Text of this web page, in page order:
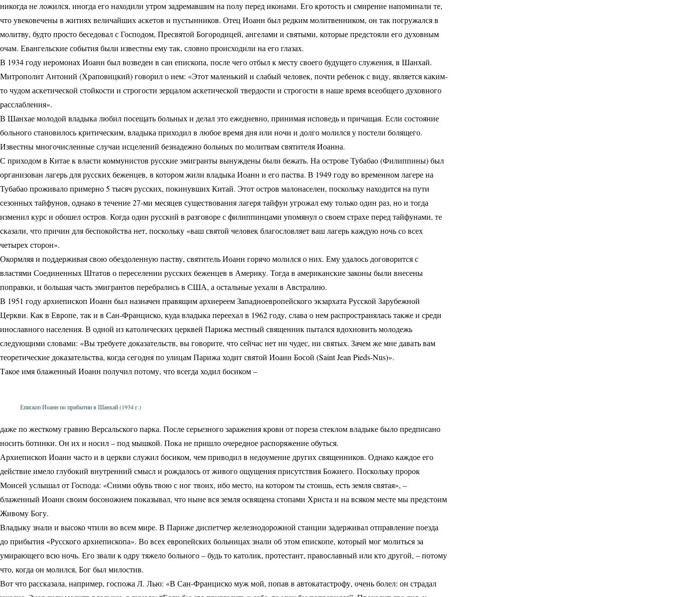
никогда не ложился, иногда его находили утром задремавшим на полу перед иконами. Его кротость и смирение напоминали те,
что увековечены в житиях величайших аскетов и пустынников. Отец Иоанн был редким молитвенником, он так погружался в
молитву, будто просто беседовал с Господом, Пресвятой Богородицей, ангелами и святыми, которые предстояли его духовным
очам. Евангельские события были известны ему так, словно происходили на его глазах.
В 1934 году иеромонах Иоанн был возведен в сан епископа, после чего отбыл к месту своего будущего служения, в Шанхай.
Митрополит Антоний (Храповицкий) говорил о нем: «Этот маленький и слабый человек, почти ребенок с виду, является каким-
то чудом аскетической стойкости и строгости зерцалом аскетической твердости и строгости в наше время всеобщего духовного
расслабления».
В Шанхае молодой владыка любил посещать больных и делал это ежедневно, принимая исповедь и причащая. Если состояние
больного становилось критическим, владыка приходил в любое время дня или ночи и долго молился у постели болящего.
Известны многочисленные случаи исцелений безнадежно больных по молитвам святителя Иоанна.
С приходом в Китае к власти коммунистов русские эмигранты вынуждены были бежать. На острове Тубабао (Филиппины) был
организован лагерь для русских беженцев, в котором жили владыка Иоанн и его паства. В 1949 году во временном лагере на
Тубабао проживало примерно 5 тысяч русских, покинувших Китай. Этот остров малонаселен, поскольку находится на пути
сезонных тайфунов, однако в течение 27-ми месяцев существования лагеря тайфун угрожал ему только один раз, но и тогда
изменил курс и обошел остров. Когда один русский в разговоре с филиппинцами упомянул о своем страхе перед тайфунами, те
сказали, что причин для беспокойства нет, поскольку «ваш святой человек благословляет ваш лагерь каждую ночь со всех
четырех сторон».
Окормляя и поддерживая свою обездоленную паству, святитель Иоанн горячо молился о них. Ему удалось договорится с
властями Соединенных Штатов о переселении русских беженцев в Америку. Тогда в американские законы были внесены
поправки, и большая часть эмигрантов перебрались в США, а остальные уехали в Австралию.
В 1951 году архиепископ Иоанн был назначен правящим архиереем Западноевропейского экзархата Русской Зарубежной
Церкви. Как в Европе, так и в Сан-Франциско, куда владыка переехал в 1962 году, слава о нем распространялась также и среди
инославного населения. В одной из католических церквей Парижа местный священник пытался вдохновить молодежь
следующими словами: «Вы требуете доказательств, вы говорите, что сейчас нет ни чудес, ни святых. Зачем же мне давать вам
теоретические доказательства, когда сегодня по улицам Парижа ходит святой Иоанн Босой (Saint Jean Pieds-Nus)».
Такое имя блаженный Иоанн получил потому, что всегда ходил босиком –
Епископ Иоанн по прибытии в Шанхай (1934 г.)
даже по жесткому гравию Версальского парка. После серьезного заражения крови от пореза стеклом владыке было предписано
носить ботинки. Он их и носил – под мышкой. Пока не пришло очередное распоряжение обуться.
Архиепископ Иоанн часто и в церкви служил босиком, чем приводил в недоумение других священников. Однако каждое его
действие имело глубокий внутренний смысл и рождалось от живого ощущения присутствия Божиего. Поскольку пророк
Моисей услышал от Господа: «Сними обувь твою с ног твоих, ибо место, на котором ты стоишь, есть земля святая», –
блаженный Иоанн своим босоножием показывал, что ныне вся земля освящена стопами Христа и на всяком месте мы предстоим
Живому Богу.
Владыку знали и высоко чтили во всем мире. В Париже диспетчер железнодорожной станции задерживал отправление поезда
до прибытия «Русского архиепископа». Во всех европейских больницах знали об этом епископе, который мог молиться за
умирающего всю ночь. Его звали к одру тяжело больного – будь то католик, протестант, православный или кто другой, – потому
что, когда он молился, Бог был милостив.
Вот что рассказала, например, госпожа Л. Лью: «В Сан-Франциско муж мой, попав в автокатастрофу, очень болел: он страдал